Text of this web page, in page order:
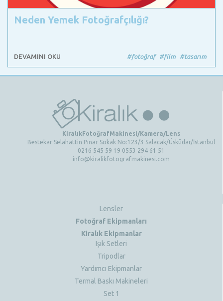
Neden Yemek Fotoğrafçılığı?
DEVAMINI OKU #fotoğraf #film #tasarım
KiralıkFotoğrafMakinesi/Kamera/Lens
Bestekar Selahattin Pınar Sokak No:123/3 Salacak/Üsküdar/İstanbul
0216 545 59 19 0553 294 61 51
info@kiralikfotografmakinesi.com
Lensler
Fotoğraf Ekipmanları
Kiralık Ekipmanlar
Işık Setleri
Tripodlar
Yardımcı Ekipmanlar
Termal Baskı Makineleri
Set 1